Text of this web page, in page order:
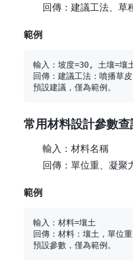
回傳：建議工法、草
範例
輸入：坡度=30, 土壤=壤
回傳：建議工法：噴播草
常用材料設計參數查
輸入：材料名稱
回傳：單位重、凝聚
範例
輸入：材料=壤土
回傳：材料：壤土，單位